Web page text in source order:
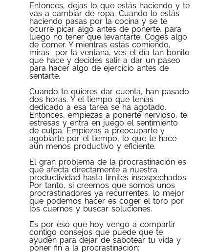
Entonces, dejas lo que estás haciendo y te
vas a cambiar de ropa. Cuando lo estás
haciendo pasas por la cocina y se te
ocurre picar algo antes de ponerte, para
luego no tener que levantarte. Coges algo
de comer. Y mientras estás comiendo,
miras por la ventana, ves el día tan bonito
que hace y decides salir a dar un paseo
para hacer algo de ejercicio antes de
sentarte.
Cuando te quieres dar cuenta, han pasado
dos horas. Y el tiempo que tenías
dedicado a esa tarea se ha agotado.
Entonces, empiezas a ponerte nervioso, te
estresas y entra en juego el sentimiento
de culpa. Empiezas a preocuparte y
agobiarte por el tiempo, lo que te hace
aún menos productivo y eficiente.
El gran problema de la procrastinación es
que afecta directamente a nuestra
productividad hasta límites insospechados.
Por tanto, si creemos que somos unos
procrastinadores ya recurrentes, lo mejor
que podemos hacer es coger el toro por
los cuernos y buscar soluciones.
Es por eso que hoy vengo a compartir
contigo consejos que puede que te
ayuden para dejar de sabotear tu vida y
poner fin a la procrastinación: